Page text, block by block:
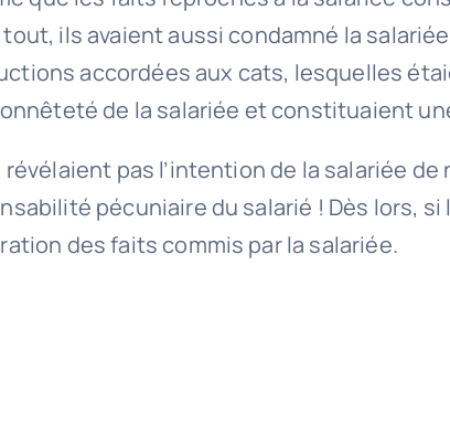
ils avaient aussi condamné la
accordées aux cats, lesquelles
de la salariée et constituaient
pas l’intention de la salariée
pécuniaire du salarié ! Dès lors,
des faits commis par la salariée.